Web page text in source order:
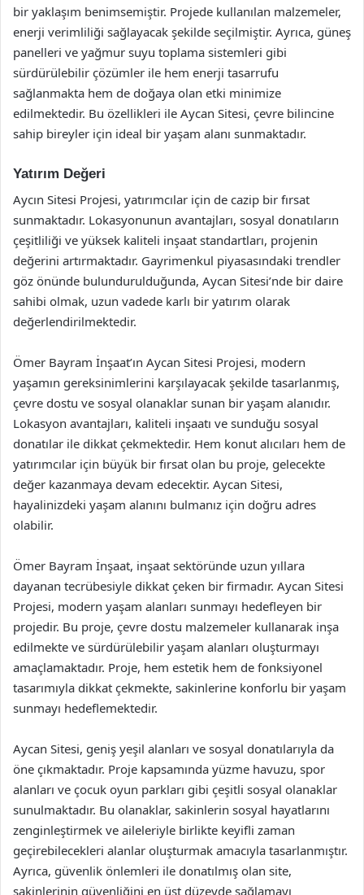
bir yaklaşım benimsemiştir. Projede kullanılan malzemeler,
enerji verimliliği sağlayacak şekilde seçilmiştir. Ayrıca, güneş
panelleri ve yağmur suyu toplama sistemleri gibi
sürdürülebilir çözümler ile hem enerji tasarrufu
sağlanmakta hem de doğaya olan etki minimize
edilmektedir. Bu özellikleri ile Aycan Sitesi, çevre bilincine
sahip bireyler için ideal bir yaşam alanı sunmaktadır.
Yatırım Değeri
Aycın Sitesi Projesi, yatırımcılar için de cazip bir fırsat
sunmaktadır. Lokasyonunun avantajları, sosyal donatıların
çeşitliliği ve yüksek kaliteli inşaat standartları, projenin
değerini artırmaktadır. Gayrimenkul piyasasındaki trendler
göz önünde bulundurulduğunda, Aycan Sitesi’nde bir daire
sahibi olmak, uzun vadede karlı bir yatırım olarak
değerlendirilmektedir.
Ömer Bayram İnşaat’ın Aycan Sitesi Projesi, modern
yaşamın gereksinimlerini karşılayacak şekilde tasarlanmış,
çevre dostu ve sosyal olanaklar sunan bir yaşam alanıdır.
Lokasyon avantajları, kaliteli inşaatı ve sunduğu sosyal
donatılar ile dikkat çekmektedir. Hem konut alıcıları hem de
yatırımcılar için büyük bir fırsat olan bu proje, gelecekte
değer kazanmaya devam edecektir. Aycan Sitesi,
hayalinizdeki yaşam alanını bulmanız için doğru adres
olabilir.
Ömer Bayram İnşaat, inşaat sektöründe uzun yıllara
dayanan tecrübesiyle dikkat çeken bir firmadır. Aycan Sitesi
Projesi, modern yaşam alanları sunmayı hedefleyen bir
projedir. Bu proje, çevre dostu malzemeler kullanarak inşa
edilmekte ve sürdürülebilir yaşam alanları oluşturmayı
amaçlamaktadır. Proje, hem estetik hem de fonksiyonel
tasarımıyla dikkat çekmekte, sakinlerine konforlu bir yaşam
sunmayı hedeflemektedir.
Aycan Sitesi, geniş yeşil alanları ve sosyal donatılarıyla da
öne çıkmaktadır. Proje kapsamında yüzme havuzu, spor
alanları ve çocuk oyun parkları gibi çeşitli sosyal olanaklar
sunulmaktadır. Bu olanaklar, sakinlerin sosyal hayatlarını
zenginleştirmek ve aileleriyle birlikte keyifli zaman
geçirebilecekleri alanlar oluşturmak amacıyla tasarlanmıştır.
Ayrıca, güvenlik önlemleri ile donatılmış olan site,
sakinlerinin güvenliğini en üst düzeyde sağlamayı